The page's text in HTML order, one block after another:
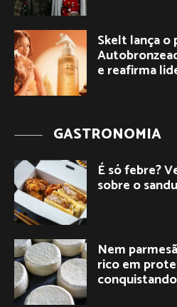
Skelt lança o
e reafirma
GASTRONOMIA
É só febre?
sobre o
Nem
rico em